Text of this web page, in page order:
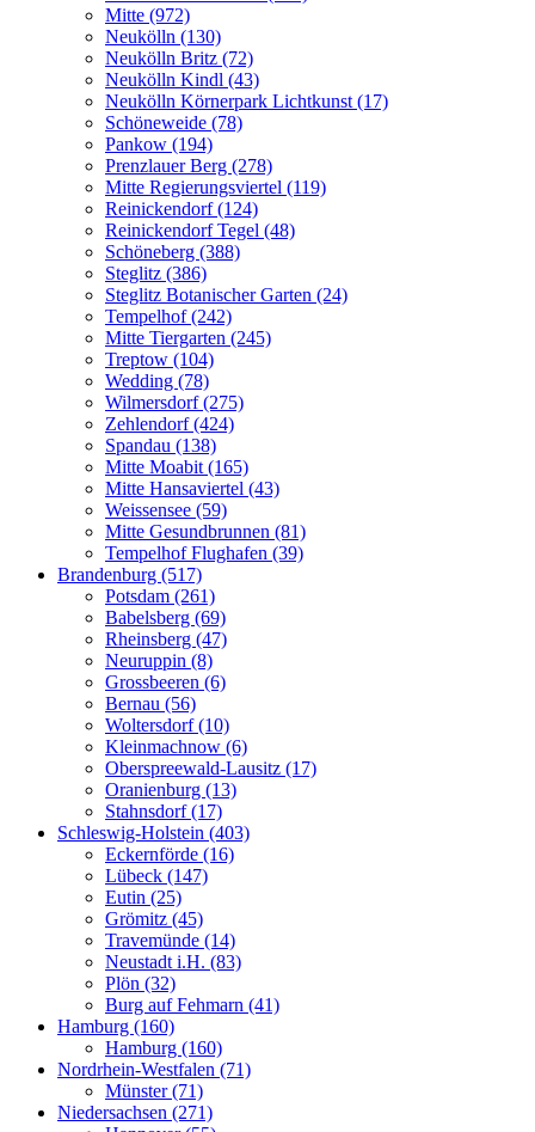
Mitte (972)
Neukölln (130)
Neukölln Britz (72)
Neukölln Kindl (43)
Neukölln Körnerpark Lichtkunst (17)
Schöneweide (78)
Pankow (194)
Prenzlauer Berg (278)
Mitte Regierungsviertel (119)
Reinickendorf (124)
Reinickendorf Tegel (48)
Schöneberg (388)
Steglitz (386)
Steglitz Botanischer Garten (24)
Tempelhof (242)
Mitte Tiergarten (245)
Treptow (104)
Wedding (78)
Wilmersdorf (275)
Zehlendorf (424)
Spandau (138)
Mitte Moabit (165)
Mitte Hansaviertel (43)
Weissensee (59)
Mitte Gesundbrunnen (81)
Tempelhof Flughafen (39)
Brandenburg (517)
Potsdam (261)
Babelsberg (69)
Rheinsberg (47)
Neuruppin (8)
Grossbeeren (6)
Bernau (56)
Woltersdorf (10)
Kleinmachnow (6)
Oberspreewald-Lausitz (17)
Oranienburg (13)
Stahnsdorf (17)
Schleswig-Holstein (403)
Eckernförde (16)
Lübeck (147)
Eutin (25)
Grömitz (45)
Travemünde (14)
Neustadt i.H. (83)
Plön (32)
Burg auf Fehmarn (41)
Hamburg (160)
Hamburg (160)
Nordrhein-Westfalen (71)
Münster (71)
Niedersachsen (271)